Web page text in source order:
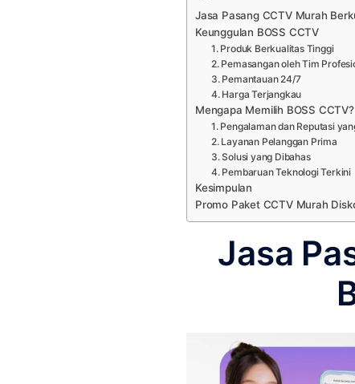
Jasa Pasang CCTV Murah
Keunggulan BOSS CCTV
1. Produk Berkualitas Tinggi
2. Pemasangan oleh Tim
3. Pemantauan 24/7
4. Harga Terjangkau
Mengapa Memilih BOSS CCTV?
1. Pengalaman dan Reputasi
2. Layanan Pelanggan Prima
3. Solusi yang Dibahas
4. Pembaruan Teknologi Terkini
Kesimpulan
Promo Paket CCTV Murah
Jasa